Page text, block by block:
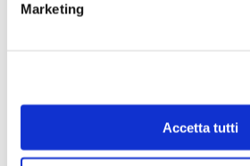
Marketing
Accetta tutti